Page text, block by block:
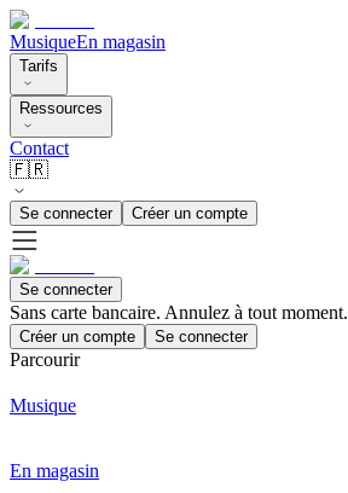
MusiqueEn magasin
Tarifs
Ressources
Contact
🇫🇷
Se connecter Créer un compte
Se connecter
Sans carte bancaire. Annulez à tout moment.
Créer un compte Se connecter
Parcourir
Musique
En magasin